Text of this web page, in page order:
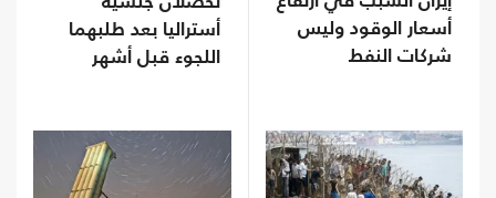
أسعار الوقود وليس
شركات النفط
أستراليا بعد طلبهما
اللجوء قبل أشهر